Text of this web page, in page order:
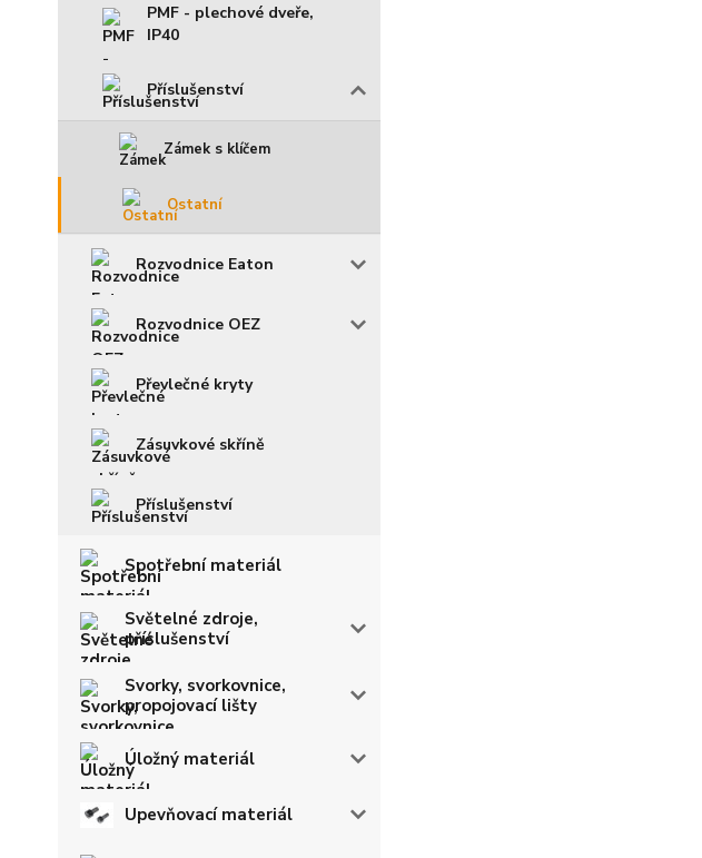
PMF - plechové dveře,
IP40
Příslušenství
Zámek s klíčem
Ostatní
Rozvodnice Eaton
Rozvodnice OEZ
Převlečné kryty
Zásuvkové skříně
Příslušenství
Spotřební materiál
Světelné zdroje,
příslušenství
Svorky, svorkovnice,
propojovací lišty
Úložný materiál
Upevňovací materiál